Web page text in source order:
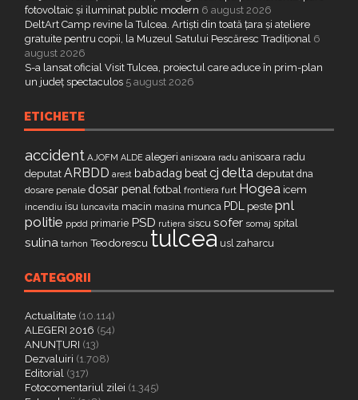
fotovoltaic și iluminat public modern 6 august 2026
DeltArt Camp revine la Tulcea. Artiști din toată țara și ateliere
gratuite pentru copii, la Muzeul Satului Pescăresc Tradițional 6
august 2026
S-a lansat oficial Visit Tulcea, proiectul care aduce în prim-plan
un județ spectaculos 5 august 2026
ETICHETE
accident AJOFM ALDE alegeri anisoara radu anisoara radu
deputat ARBDD arest babadag beatcj delta deputat dna
dosare penale dosar penal fotbal frontiera furt Hogea icem
incendiu isu luncavita macin masina munca PDL peste pnl
politie ppdd primarie PSD rutiera siscu sofer somaj spital
sulina tarhon Teodorescu tulcea usl zaharcu
CATEGORII
Actualitate (10.114)
ALEGERI 2016 (54)
ANUNȚURI (13)
Dezvaluiri (1.708)
Editorial (317)
Fotocomentariul zilei (1.345)